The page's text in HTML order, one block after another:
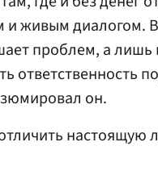
живым диалогом.
проблем, а лишь
ответственность
он.
настоящую